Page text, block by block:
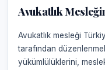
Avukatlık
Avukatlık mesleği
tarafından
yükümlülüklerini,